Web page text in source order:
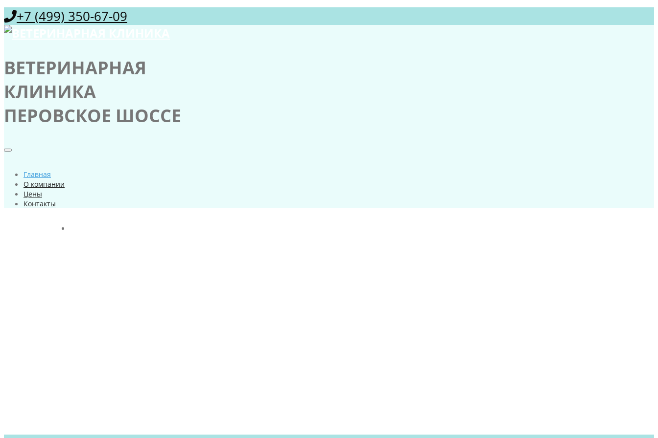
+7 (499) 350-67-09
ВЕТЕРИНАРНАЯ
КЛИНИКА
ПЕРОВСКОЕ ШОССЕ
Главная
О компании
Цены
Контакты